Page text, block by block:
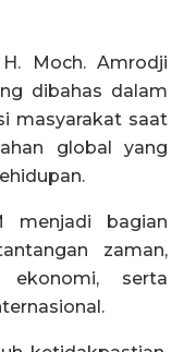
Moch. Amrodji
dibahas dalam
masyarakat saat
global yang
menjadi bagian
zaman,
ekonomi, serta